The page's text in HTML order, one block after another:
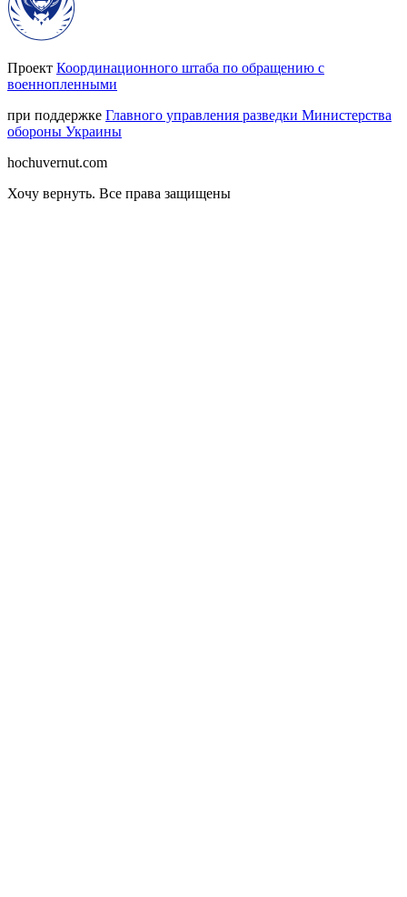
Проект Координационного штаба по обращению с
военнопленными
при поддержке Главного управления разведки Министерства
обороны Украины
hochuvernut.com
Хочу вернуть. Все права защищены